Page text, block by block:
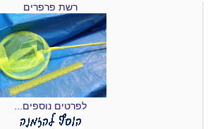
רשת פרפרים
לפרטים נוספים...